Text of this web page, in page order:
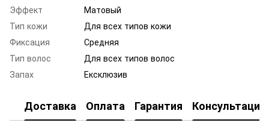
Эффект
Матовый
Тип кожи
Для всех типов кожи
Фиксация
Средняя
Тип волос
Для всех типов волос
Запах
Ексклюзив
Доставка Оплата Гарантия Консультация